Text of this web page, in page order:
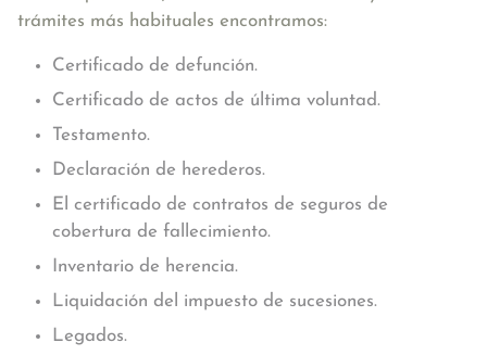
trámites más habituales encontramos:
Certificado de defunción.
Certificado de actos de última voluntad.
Testamento.
Declaración de herederos.
El certificado de contratos de seguros de
cobertura de fallecimiento.
Inventario de herencia.
Liquidación del impuesto de sucesiones.
Legados.